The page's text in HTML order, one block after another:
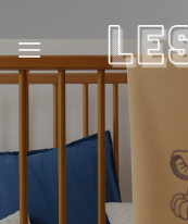
al
contenido